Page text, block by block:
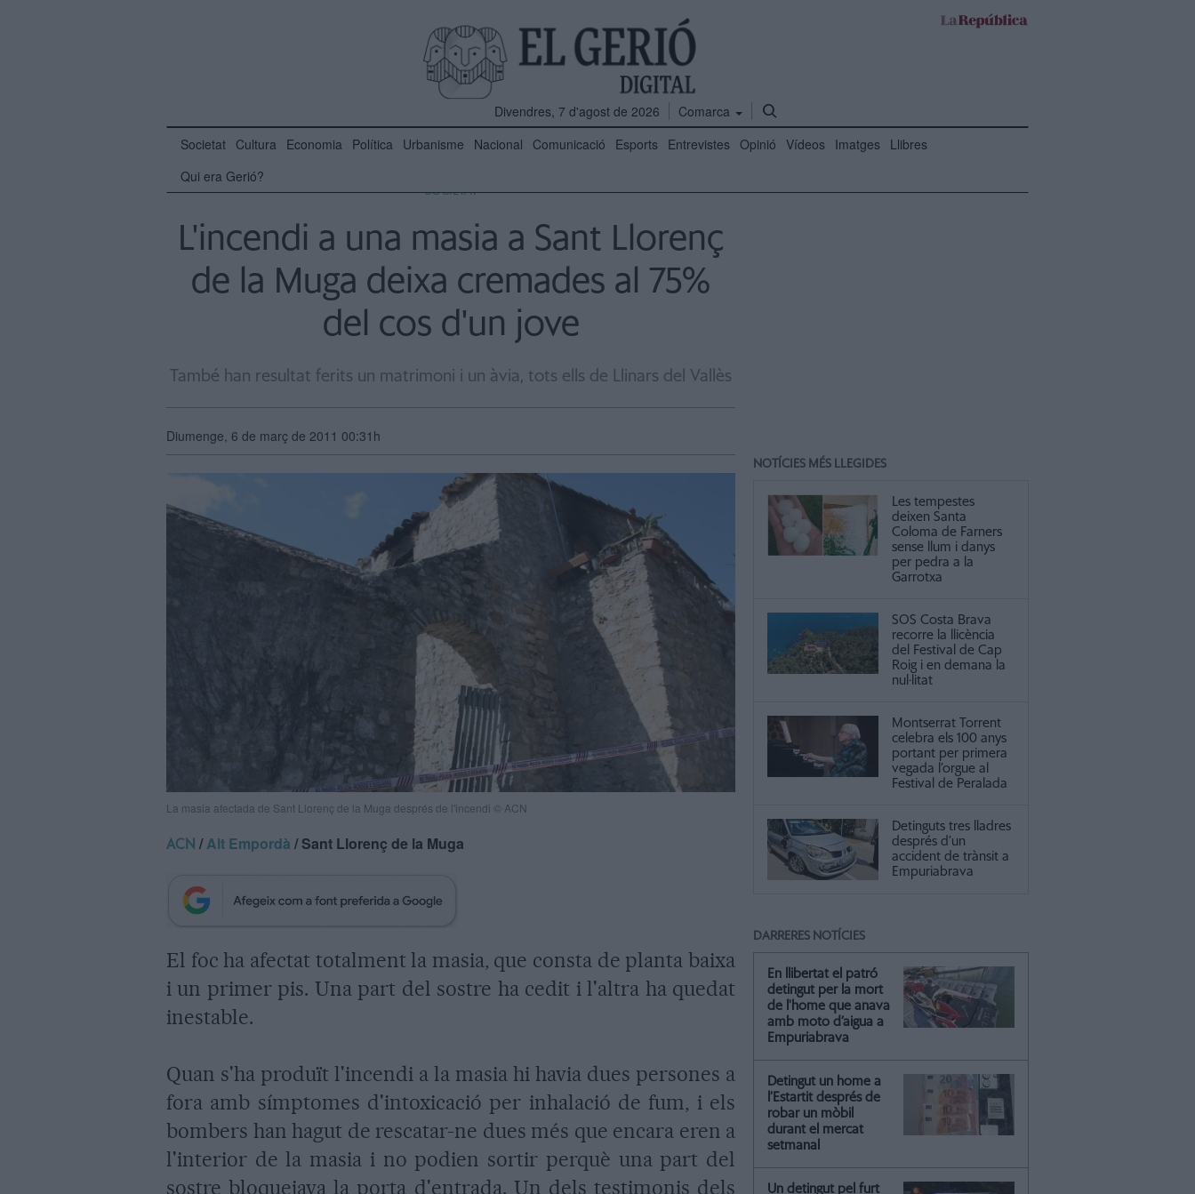
Divendres, 7 d'agost de 2026
Comarca
Societat Cultura Economia Política Urbanisme Nacional Comunicació Esports Entrevistes Opinió Vídeos Imatges Llibres
Qui era Gerió?
SOCIETAT
L'incendi a una masia a Sant Llorenç
de la Muga deixa cremades al 75%
del cos d'un jove
També han resultat ferits un matrimoni i un àvia, tots ells de Llinars del Vallès
Diumenge, 6 de març de 2011 00:31h
La masia afectada de Sant Llorenç de la Muga després de l'incendi © ACN
ACN /Alt Empordà / Sant Llorenç de la Muga
El foc ha afectat totalment la masia, que consta de planta baixa
i un primer pis. Una part del sostre ha cedit i l'altra ha quedat
inestable.
Quan s'ha produït l'incendi a la masia hi havia dues persones a
fora amb símptomes d'intoxicació per inhalació de fum, i els
bombers han hagut de rescatar-ne dues més que encara eren a
l'interior de la masia i no podien sortir perquè una part del
sostre bloquejava la porta d'entrada. Un dels testimonis dels
NOTÍCIES MÉS LLEGIDES
Les tempestes
deixen Santa
Coloma de Farners
sense llum i danys
per pedra a la
Garrotxa
SOS Costa Brava
recorre la llicència
del Festival de Cap
Roig i en demana la
nul·litat
Montserrat Torrent
celebra els 100 anys
portant per primera
vegada l’orgue al
Festival de Peralada
Detinguts tres lladres
després d’un
accident de trànsit a
Empuriabrava
DARRERES NOTÍCIES
En llibertat el patró
detingut per la mort
de l'home que anava
amb moto d’aigua a
Empuriabrava
Detingut un home a
l’Estartit després de
robar un mòbil
durant el mercat
setmanal
Un detingut pel furt